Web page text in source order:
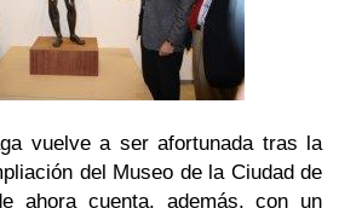
vuelve a ser afortunada tras la
del Museo de la Ciudad de
ahora cuenta, además, con un